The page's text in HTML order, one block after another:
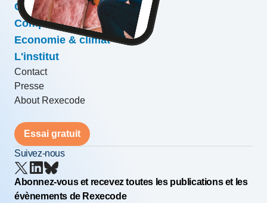
Conjoncture & prévisions
Compétitivité & croissance
Economie & climat
L'institut
Contact
Presse
About Rexecode
Essai gratuit
Suivez-nous
Abonnez-vous et recevez toutes les publications et les
évènements de Rexecode